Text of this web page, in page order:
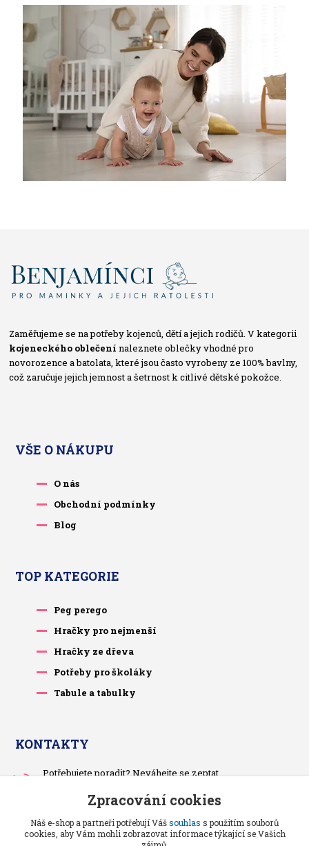
Zaměřujeme se na potřeby kojenců, dětí a jejich rodičů. V kategorii
kojeneckého oblečení naleznete oblečky vhodné pro
novorozence a batolata, které jsou často vyrobeny ze 100% bavlny,
což zaručuje jejich jemnost a šetrnost k citlivé dětské pokožce.
VŠE O NÁKUPU
O nás
Obchodní podmínky
Blog
TOP KATEGORIE
Peg perego
Hračky pro nejmenší
Hračky ze dřeva
Potřeby pro školáky
Tabule a tabulky
KONTAKTY
Potřebujete poradit? Neváhejte se zeptat.
Po-čt, po 13 hodině
pietrasova.p@seznam.cz
Zpracování cookies
Náš e-shop a partneři potřebují Vášsouhlas s použitím souborů
cookies, aby Vám mohli zobrazovat informace týkající se Vašich